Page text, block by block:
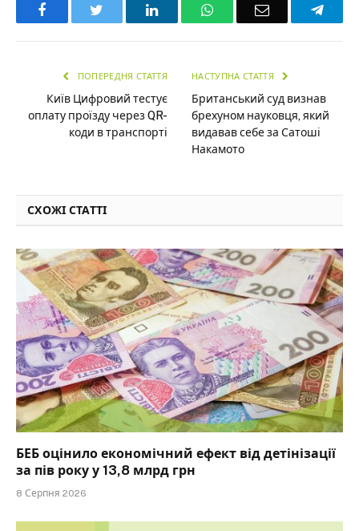
Facebook LinkedInWhatsAppEmail
ПОПЕРЕДНЯ СТАТТЯ
Київ Цифровий тестує
оплату проїзду через QR-
коди в транспорті
НАСТУПНА СТАТТЯ
Британський суд визнав
брехуном науковця, який
видавав себе за Сатоші
Накамото
СХОЖІ СТАТТІ
БЕБ оцінило економічний ефект від детінізації
за пів року у 13,8 млрд грн
8 Серпня 2026